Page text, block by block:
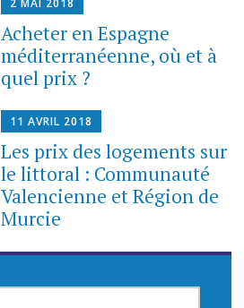
2 MAI 2018
Acheter en Espagne
méditerranéenne, où et à
quel prix ?
11 AVRIL 2018
Les prix des logements sur
le littoral : Communauté
Valencienne et Région de
Murcie